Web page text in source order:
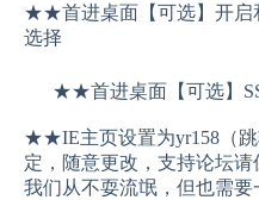
★★首进桌面【可选】开启
选择
★★首进桌面【可选】
★★IE主页设置为yr158（跳
定，随意更改，支持论坛请
我们从不耍流氓，但也需